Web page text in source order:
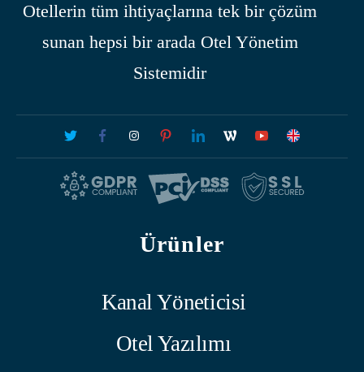
Otellerin tüm ihtiyaçlarına tek bir çözüm
sunan hepsi bir arada Otel Yönetim
Sistemidir
Ürünler
Kanal Yöneticisi
Otel Yazılımı